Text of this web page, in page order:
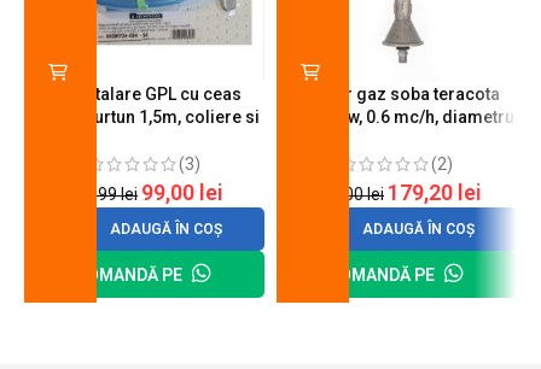
Kit instalare GPL cu ceas
butelie, furtun 1,5m, coliere si
(3)
120,99lei 99,00 lei
ADAUGĂ ÎN COȘ
COMANDĂ PE
Arzator gaz soba teracota
A600, 6 kw, 0.6 mc/h, diametru
(2)
200,00lei 179,20 lei
ADAUGĂ ÎN COȘ
COMANDĂ PE